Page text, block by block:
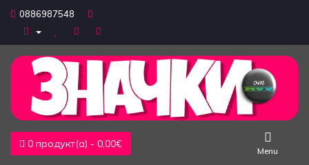
0886987548
0 продукт(а) - 0,00€
Menu
Едноцветни
Надписи
Природа
животни